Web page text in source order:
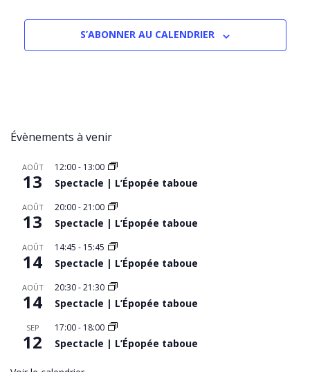
S’ABONNER AU CALENDRIER
Évènements à venir
AOÛT
13
12:00- 13:00
Spectacle | L’Épopée taboue
AOÛT
13
20:00-21:00
Spectacle | L’Épopée taboue
AOÛT
14
14:45 - 15:45
Spectacle | L’Épopée taboue
AOÛT
14
20:30-21:30
Spectacle | L’Épopée taboue
SEP
12
17:00- 18:00
Spectacle | L’Épopée taboue